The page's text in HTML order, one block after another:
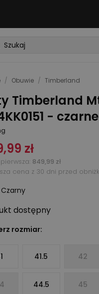
/ Obuwie / Timberland
Timberland
- czarne
zł
849,99 zł
cena z 30 dni przed
Czarny
dostępny
rozmiar:
41.5 42
44.5 45